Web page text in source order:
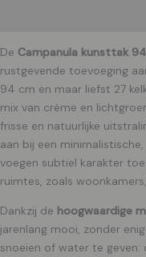
De Campanula kunsttak
rustgevende toevoeging
94 cm en maar liefst 27
mix van crème en
frisse en natuurlijke
aan bij een
voegen subtiel karakter
ruimtes, zoals
Dankzij de hoogwaardige
jarenlang mooi, zonder
snoeien of water te